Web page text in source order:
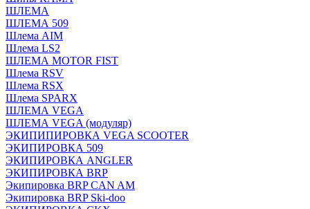
ШЛЕМА
ШЛЕМА 509
Шлема AIM
Шлема LS2
ШЛЕМА MOTOR FIST
Шлема RSV
Шлема RSX
Шлема SPARX
ШЛЕМА VEGA
ШЛЕМА VEGA (модуляр)
ЭКИПИПИРОВКА VEGA SCOOTER
ЭКИПИРОВКА 509
ЭКИПИРОВКА ANGLER
ЭКИПИРОВКА BRP
Экипировка BRP CAN AM
Экипировка BRP Ski-doo